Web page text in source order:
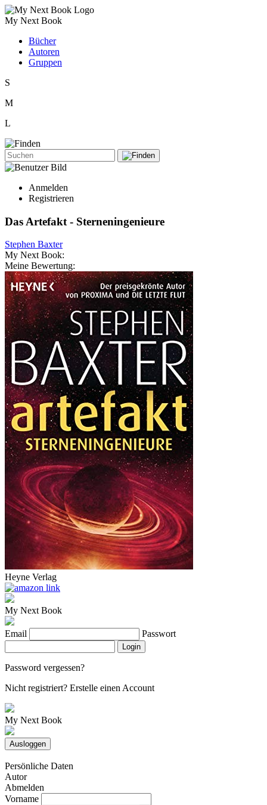
My Next Book
Bücher
Autoren
Gruppen
S
M
L
Anmelden
Registrieren
Das Artefakt - Sterneningenieure
Stephen Baxter
My Next Book:
Meine Bewertung:
Heyne Verlag
My Next Book
Email Passwort
Login
Password vergessen?
Nicht registriert? Erstelle einen Account
My Next Book
Ausloggen
Persönliche Daten
Autor
Abmelden
Vorname